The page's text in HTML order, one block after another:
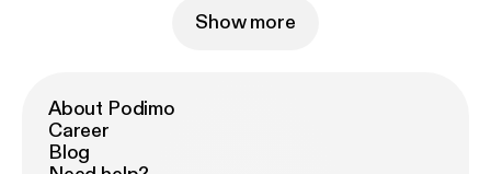
Show more
About Podimo
Career
Blog